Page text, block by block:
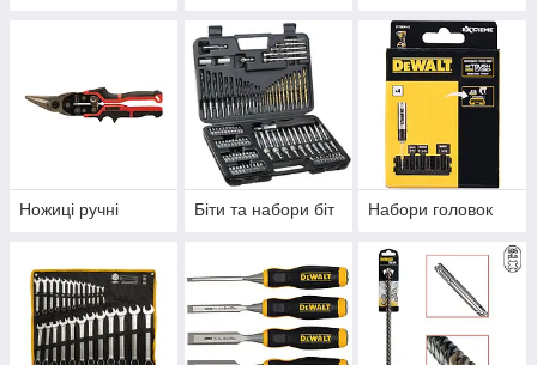
Ножиці ручні Біти та набори біт Набори головок